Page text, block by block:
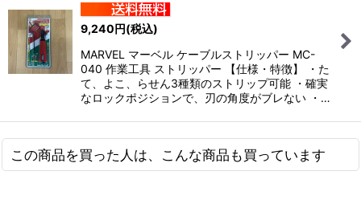
9,240円(税込)
MARVEL マーベル ケーブルストリッパー MC-
040 作業工具 ストリッパー 【仕様・特徴】 ・た
て、よこ、らせん3種類のストリップ可能 ・確実
なロックポジションで、刃の角度がブレない ・…
この商品を買った人は、こんな商品も買っています